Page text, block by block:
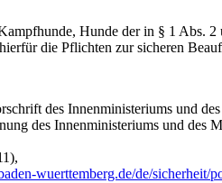
Hunde der in § 1 Abs.
die Pflichten zur sicheren
des Innenministeriums und
des Innenministeriums und des
wuerttemberg.de/de/sicherheit/